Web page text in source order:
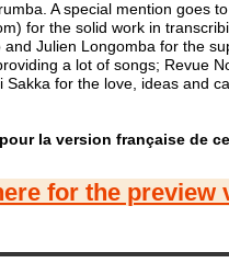
A special mention goes
for the solid work in
and Julien Longomba for the
a lot of songs; Revue
for the love, ideas and
pour la version française de
for the preview